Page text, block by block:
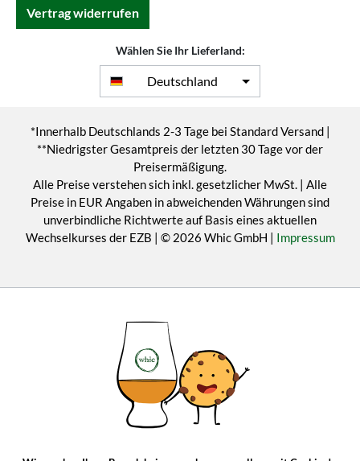
Vertrag widerrufen
Wählen Sie Ihr Lieferland:
Deutschland
*Innerhalb Deutschlands 2-3 Tage bei Standard Versand |
**Niedrigster Gesamtpreis der letzten 30 Tage vor der
Preisermäßigung.
Alle Preise verstehen sich inkl. gesetzlicher MwSt. | Alle
Preise in EUR Angaben in abweichenden Währungen sind
unverbindliche Richtwerte auf Basis eines aktuellen
Wechselkurses der EZB | © 2026 Whic GmbH | Impressum